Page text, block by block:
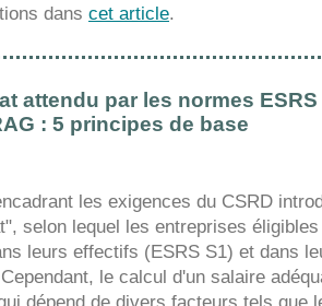
dans cet article.
attendu par les normes ESRS
: 5 principes de base
les exigences du CSRD
selon lequel les entreprises
leurs effectifs (ESRS S1) et dans
le calcul d'un salaire